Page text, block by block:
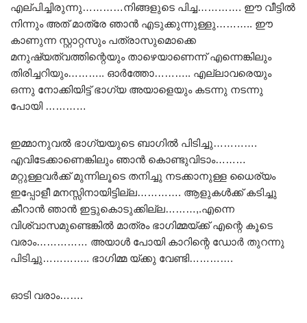
എല്പിച്ചിരുന്നു…………നിങ്ങളുടെ പിച്ച…………. ഈ വീട്ടിൽ
നിന്നും അത് മാത്രേ ഞാൻ എടുക്കുന്നുള്ളു……….. ഈ
കാണുന്ന സ്റ്റാറ്റസും പത്രാസുമൊക്കെ
മനുഷ്യത്വത്തിന്റെയും താഴെയാണെന്ന് എന്നെങ്കിലും
തിരിച്ചറിയും……….. ഓർത്തോ……….. എല്ലാവരെയും
ഒന്നു നോക്കിയിട്ട് ഭാഗ്യ അയാളെയും കടന്നു നടന്നു
പോയി …………
ഇമ്മാനുവൽ ഭാഗ്യയുടെ ബാഗിൽ പിടിച്ചു………….
എവിടേക്കാണെങ്കിലും ഞാൻ കൊണ്ടുവിടാം………
മറ്റുള്ളവർക്ക് മുന്നിലൂടെ തനിച്ചു നടക്കാനുള്ള ധൈര്യം
ഇപ്പോളീ മനസ്സിനായിട്ടില്ല…………. ആളുകൾക്ക് കടിച്ചു
കീറാൻ ഞാൻ ഇട്ടുകൊടുക്കില്ല………,.എന്നെ
വിശ്വാസമുണ്ടെങ്കിൽ മാത്രം ഭാഗിമ്മയ്ക്ക് എന്റെ കൂടെ
വരാം…………… അയാൾ പോയി കാറിന്റെ ഡോർ തുറന്നു
പിടിച്ചു………….. ഭാഗിമ്മ യ്ക്കു വേണ്ടി………….
ഓടി വരാം…….